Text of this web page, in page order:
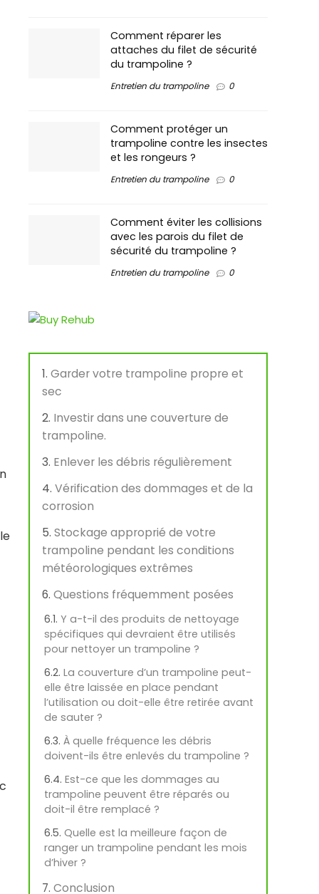
Comment réparer les
attaches du filet de sécurité
du trampoline ?
Entretien du trampoline 0
Comment protéger un
trampoline contre les insectes
et les rongeurs ?
Entretien du trampoline 0
Comment éviter les collisions
avec les parois du filet de
sécurité du trampoline ?
Entretien du trampoline 0
Garder votre trampoline propre et
sec
Investir dans une couverture de
trampoline.
Enlever les débris régulièrement
Vérification des dommages et de la
corrosion
Stockage approprié de votre
trampoline pendant les conditions
météorologiques extrêmes
Questions fréquemment posées
Y a-t-il des produits de nettoyage
spécifiques qui devraient être utilisés
pour nettoyer un trampoline ?
La couverture d’un trampoline peut-
elle être laissée en place pendant
l’utilisation ou doit-elle être retirée avant
de sauter ?
À quelle fréquence les débris
doivent-ils être enlevés du trampoline ?
Est-ce que les dommages au
trampoline peuvent être réparés ou
doit-il être remplacé ?
Quelle est la meilleure façon de
ranger un trampoline pendant les mois
d’hiver ?
Conclusion